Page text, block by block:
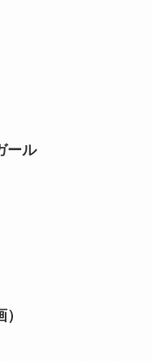
ール